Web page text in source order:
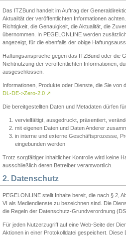
Das ITZBund handelt im Auftrag der
Aktualität der veröffentlichten Informationen
Richtigkeit, die Genauigkeit, die Aktualität, die
übernommen. In PEGELONLINE werden
angezeigt, für die ebenfalls der obige
Haftungsansprüche gegen das ITZBund oder die
Nichtnutzung der veröffentlichten Informationen,
ausgeschlossen.
Informationen, Produkte oder Dienste, die Sie
DL-DE->Zero-2.0 ↗
Die bereitgestellten Daten und Metadaten dürfen
vervielfältigt, ausgedruckt, präsentiert,
mit eigenen Daten und Daten Anderer
in interne und externe Geschäftsprozesse,
eingebunden werden
Trotz sorgfältiger inhaltlicher Kontrolle wird keine
ausschließlich deren Betreiber verantwortlich.
2. Datenschutz
PEGELONLINE stellt Inhalte bereit, die nach § 2,
VI als Mediendienste zu bezeichnen sind. Die
die Regeln der Datenschutz-Grundverordnung
Für jeden Nutzerzugriff auf eine Web-Seite der
Aktionen in einer Protokolldatei gespeichert.